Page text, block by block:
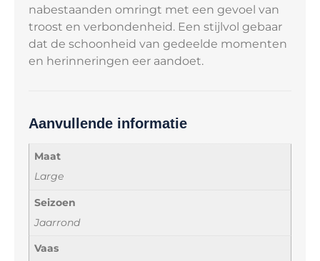
nabestaanden omringt met een gevoel van
troost en verbondenheid. Een stijlvol gebaar
dat de schoonheid van gedeelde momenten
en herinneringen eer aandoet.
Aanvullende informatie
Maat
Large
Seizoen
Jaarrond
Vaas